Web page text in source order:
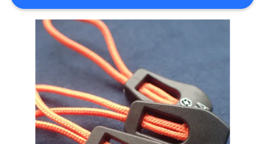
PLAN
PRIVACY
POLICY